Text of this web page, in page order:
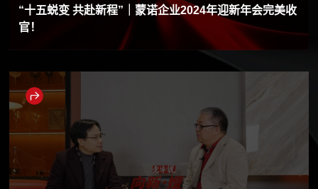
“十五蜕变 共赴新程”｜蒙诺企业2024年迎新年会完美收
官！